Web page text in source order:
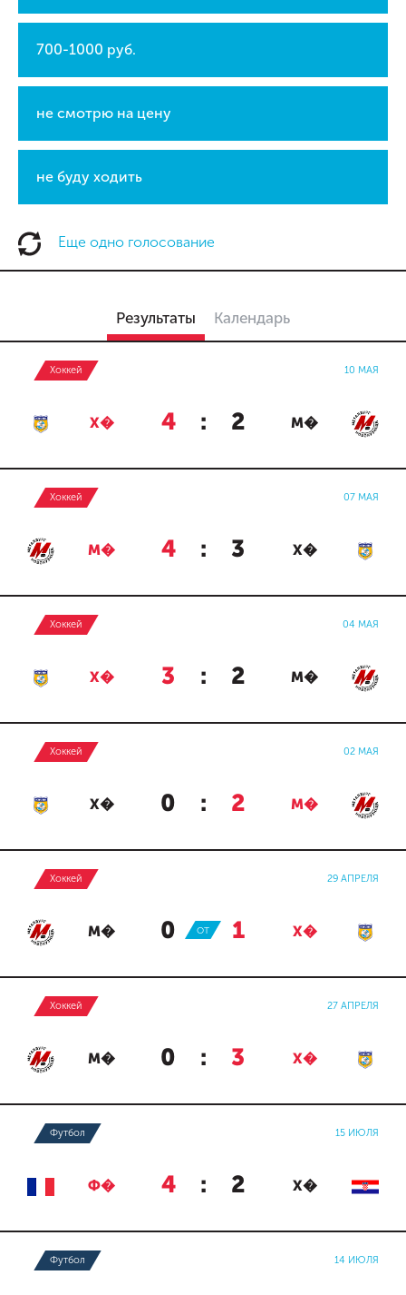
700-1000 руб.
не смотрю на цену
не буду ходить
Еще одно голосование
Результаты Календарь
Хоккей 10 МАЯ
Х� 4 : 2 М�
Хоккей 07 МАЯ
М� 4 : 3 Х�
Хоккей 04 МАЯ
Х� 3 : 2 М�
Хоккей 02 МАЯ
Х� 0 : 2 М�
Хоккей 29 АПРЕЛЯ
М� 0 : 1 Х�
ОТ
Хоккей 27 АПРЕЛЯ
М� 0 : 3 Х�
Футбол 15 ИЮЛЯ
Ф� 4 : 2 Х�
Футбол 14 ИЮЛЯ